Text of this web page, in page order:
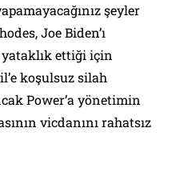
şeyler
Joe Biden’ı
yataklık ettiği için
koşulsuz silah
Power’a yönetimin
vicdanını rahatsız